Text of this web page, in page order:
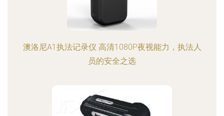
澳洛尼A1执法记录仪 高清1080P夜视能力，执法人
员的安全之选